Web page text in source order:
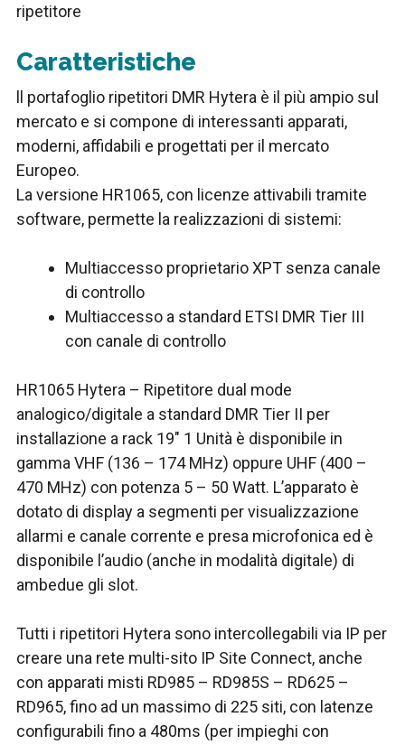
ripetitore
Caratteristiche
ll portafoglio ripetitori DMR Hytera è il più ampio sul
mercato e si compone di interessanti apparati,
moderni, affidabili e progettati per il mercato
Europeo.
La versione HR1065, con licenze attivabili tramite
software, permette la realizzazioni di sistemi:
Multiaccesso proprietario XPT senza canale
di controllo
Multiaccesso a standard ETSI DMR Tier III
con canale di controllo
HR1065 Hytera – Ripetitore dual mode
analogico/digitale a standard DMR Tier II per
installazione a rack 19″ 1 Unità è disponibile in
gamma VHF (136 – 174 MHz) oppure UHF (400 –
470 MHz) con potenza 5 – 50 Watt. L’apparato è
dotato di display a segmenti per visualizzazione
allarmi e canale corrente e presa microfonica ed è
disponibile l’audio (anche in modalità digitale) di
ambedue gli slot.
Tutti i ripetitori Hytera sono intercollegabili via IP per
creare una rete multi-sito IP Site Connect, anche
con apparati misti RD985 – RD985S – RD625 –
RD965, fino ad un massimo di 225 siti, con latenze
configurabili fino a 480ms (per impieghi con